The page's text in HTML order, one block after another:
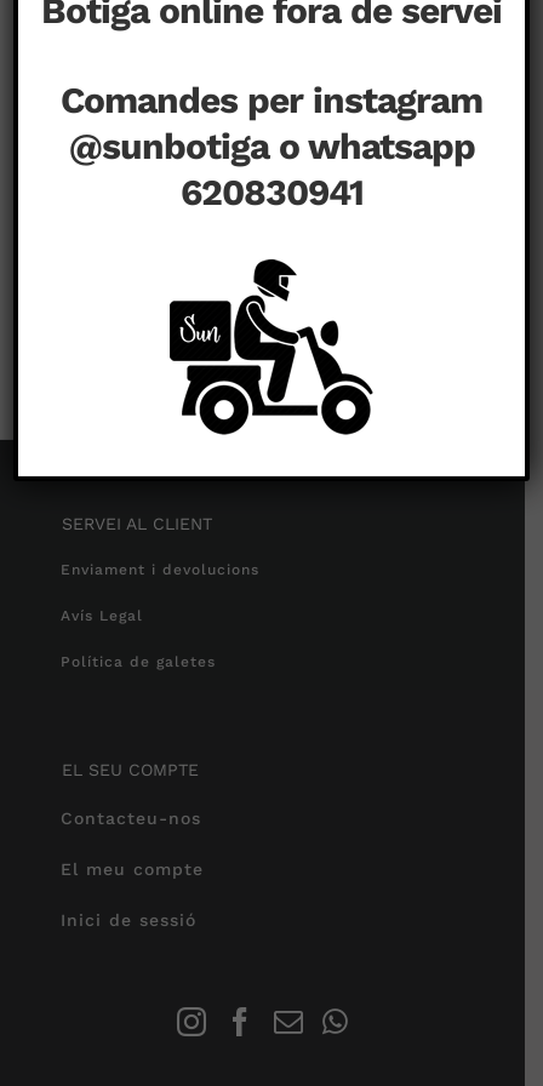
SERVEI AL CLIENT
Enviament i devolucions
Avís Legal
Política de galetes
EL SEU COMPTE
Contacteu-nos
El meu compte
Inici de sessió
Botiga online fora de servei
Comandes per instagram
@sunbotiga o whatsapp
620830941